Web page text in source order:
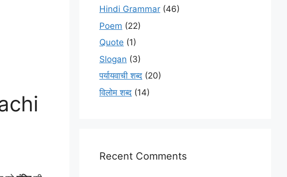
Hindi Grammar (46)
Poem (22)
Quote (1)
Slogan (3)
पर्यायवाची शब्द (20)
विलोम शब्द (14)
Recent Comments